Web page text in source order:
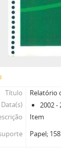
Título
Relatório
Data(s)
2002 -
Item
Papel;